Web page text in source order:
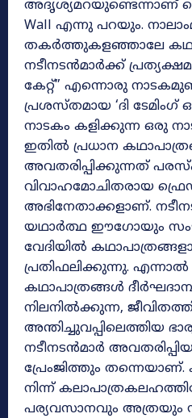
അദൃശ്യമറയുണ്ടെന്നാണ്
Wall എന്നു പറയും.
തകർത്തുകളഞ്ഞാലേ
നടീനടൻമാർക്ക്
കേറ്റ്” എന്നൊരു
പ്രശസ്തമായ ‘ദി ടേമിംഗ്
നാടകം കളിക്കുന്ന ഒരു
ഇതിൽ പ്രധാന
അവതരിപ്പിക്കുന്നത്
വിവാഹമോചിതരായ ഫ്രെഡ്,
അഭിനേതാക്കളാണ്.
യഥാർത്ഥ ഈഗോയും
വേദിയിൽ
പ്രതിഫലിക്കുന്നു.
കഥാപാത്രങ്ങൾ
നിലനിൽക്കുന്ന,
അന്തിച്ചുവപ്പിലെത്തിയ
നടീനടൻമാർ
പ്രേംജിത്തും
നിന്ന്
പര്യവസാനവും അത്രയും